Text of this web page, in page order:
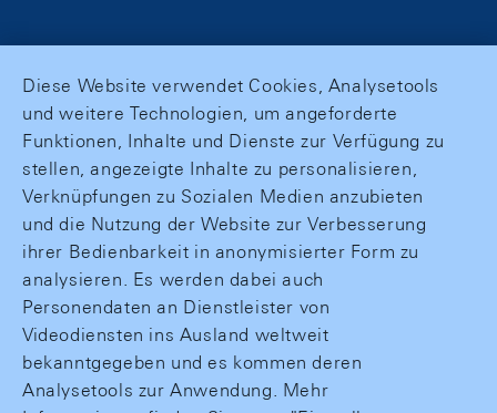
Diese Website verwendet Cookies, Analysetools
und weitere Technologien, um angeforderte
Funktionen, Inhalte und Dienste zur Verfügung zu
stellen, angezeigte Inhalte zu personalisieren,
Verknüpfungen zu Sozialen Medien anzubieten
und die Nutzung der Website zur Verbesserung
ihrer Bedienbarkeit in anonymisierter Form zu
analysieren. Es werden dabei auch
Personendaten an Dienstleister von
Videodiensten ins Ausland weltweit
bekanntgegeben und es kommen deren
Analysetools zur Anwendung. Mehr